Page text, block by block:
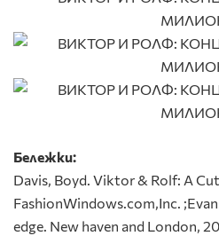
Бележки:
Davis, Boyd. Viktor & Rolf: A
FashionWindows.com,Inc.
edge. New haven and London,